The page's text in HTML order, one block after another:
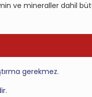
ve mineraller dahil
gerekmez.